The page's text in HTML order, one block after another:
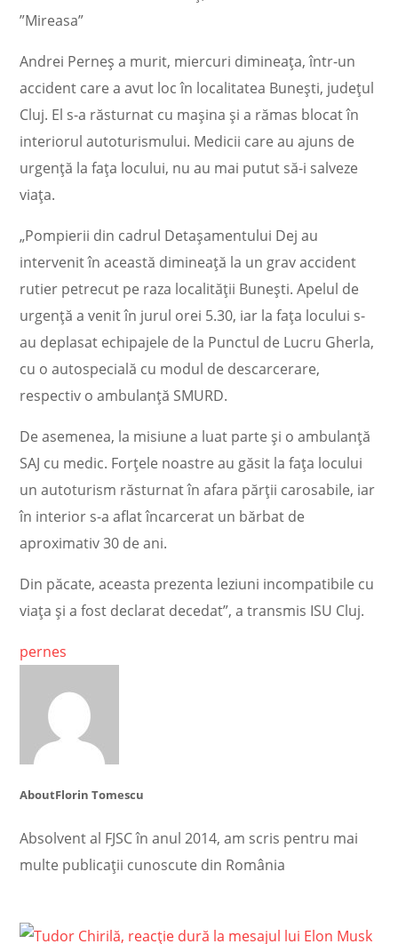
”Mireasa”
Andrei Perneș a murit, miercuri dimineața, într-un
accident care a avut loc în localitatea Bunești, județul
Cluj. El s-a răsturnat cu mașina și a rămas blocat în
interiorul autoturismului. Medicii care au ajuns de
urgență la fața locului, nu au mai putut să-i salveze
viața.
„Pompierii din cadrul Detașamentului Dej au
intervenit în această dimineață la un grav accident
rutier petrecut pe raza localității Bunești. Apelul de
urgență a venit în jurul orei 5.30, iar la fața locului s-
au deplasat echipajele de la Punctul de Lucru Gherla,
cu o autospecială cu modul de descarcerare,
respectiv o ambulanță SMURD.
De asemenea, la misiune a luat parte și o ambulanță
SAJ cu medic. Forțele noastre au găsit la fața locului
un autoturism răsturnat în afara părții carosabile, iar
în interior s-a aflat încarcerat un bărbat de
aproximativ 30 de ani.
Din păcate, aceasta prezenta leziuni incompatibile cu
viața și a fost declarat decedat”, a transmis ISU Cluj.
pernes
AboutFlorin Tomescu
Absolvent al FJSC în anul 2014, am scris pentru mai
multe publicații cunoscute din România